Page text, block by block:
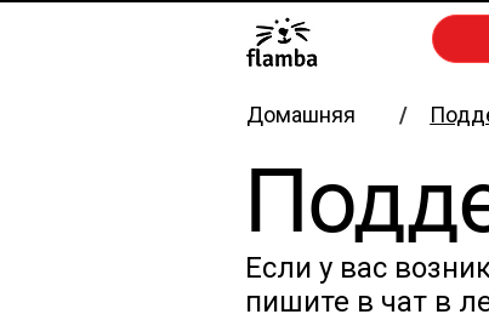
Домашняя /
Если у вас
пишите в чат в